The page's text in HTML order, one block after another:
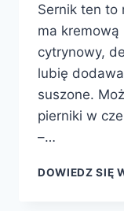
Sernik ten to
ma kremową
cytrynowy,
lubię
suszone.
pierniki w
–…
DOWIEDZ SIĘ